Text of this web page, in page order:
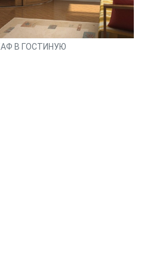
В ГОСТИНУЮ